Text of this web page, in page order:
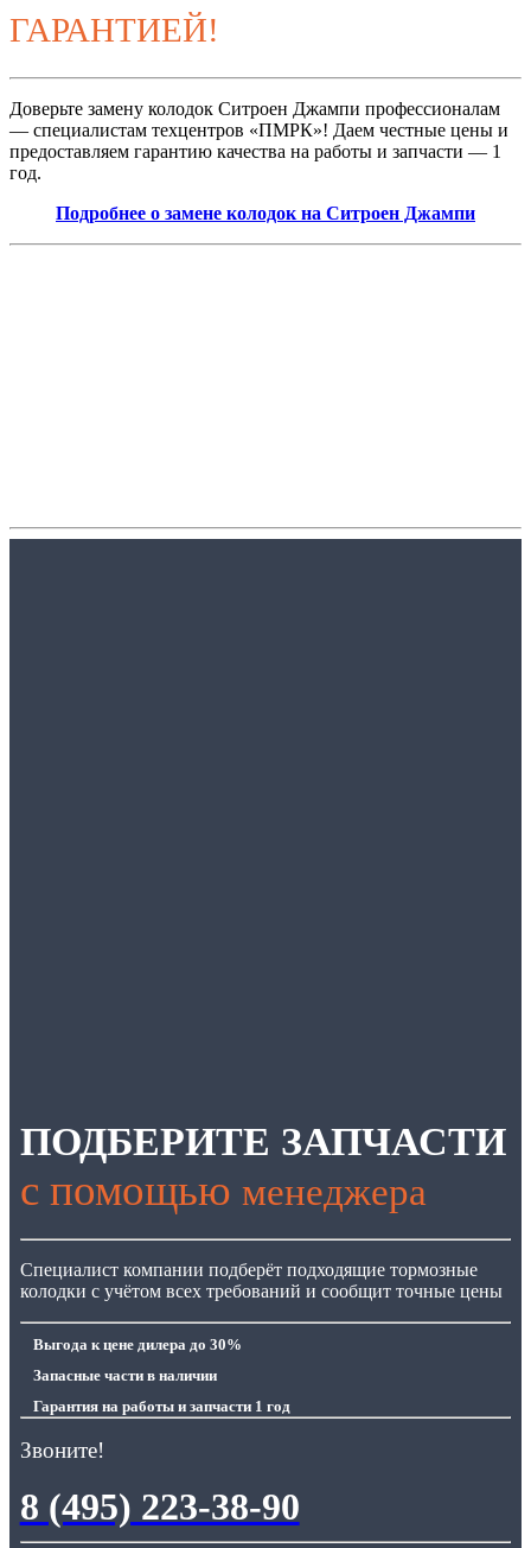
ГАРАНТИЕЙ!
Доверьте замену колодок Ситроен Джампи профессионалам
— специалистам техцентров «ПМРК»! Даем честные цены и
предоставляем гарантию качества на работы и запчасти — 1
год.
Подробнее о замене колодок на Ситроен Джампи
ПОДБЕРИТЕ ЗАПЧАСТИ
с помощью менеджера
Специалист компании подберёт подходящие тормозные
колодки с учётом всех требований и сообщит точные цены
Выгодак цене дилера до 30%
Запасные частив наличии
Гарантияна работы и запчасти 1 год
Звоните!
8 (495) 223-38-90